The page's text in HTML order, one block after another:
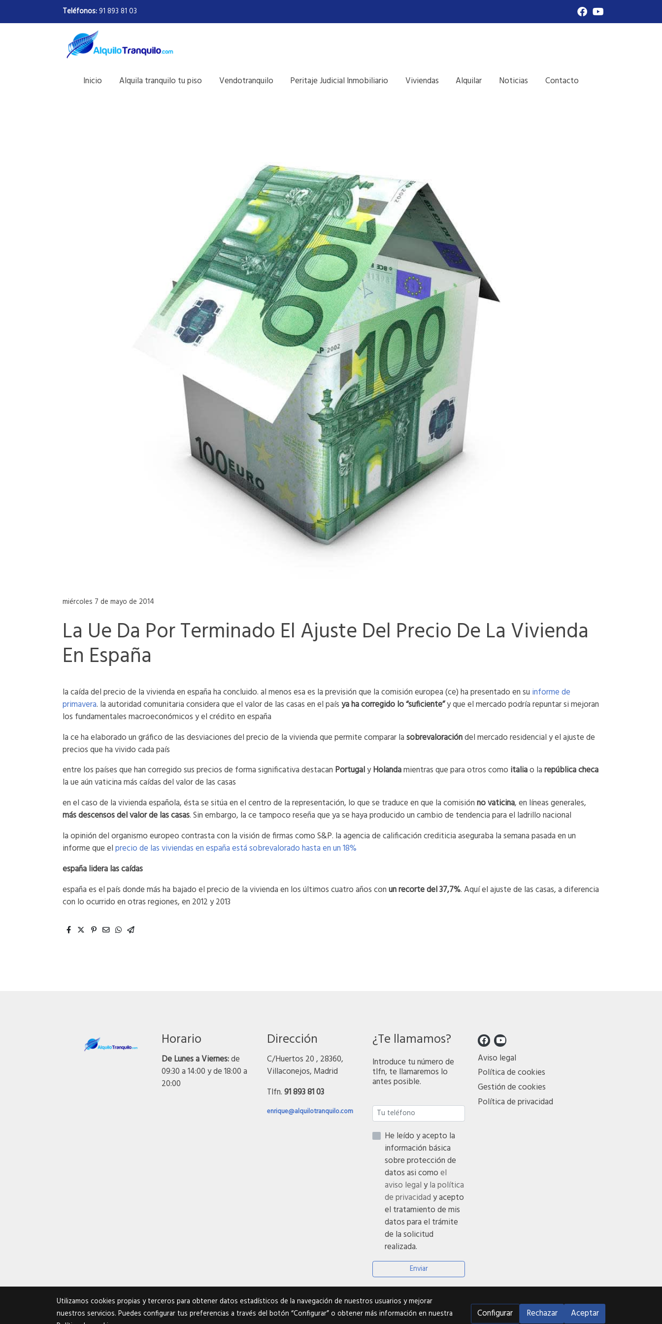
Teléfonos:91 893 81 03
Inicio Alquila tranquilo tu piso Vendotranquilo Peritaje Judicial Inmobiliario Viviendas Alquilar Noticias Contacto
miércoles 7 de mayo de 2014
La Ue Da Por Terminado El Ajuste Del Precio De La Vivienda
En España
la caída del precio de la vivienda en españa ha concluido. al menos esa es la previsión que la comisión europea (ce) ha presentado en su informe de
primavera. la autoridad comunitaria considera que el valor de las casas en el paísya ha corregido lo “suficiente”y que el mercado podría repuntar si mejoran
los fundamentales macroeconómicos y el crédito en españa
la ce ha elaborado un gráfico de las desviaciones del precio de la vivienda que permite comparar lasobrevaloracióndel mercado residencial y el ajuste de
precios que ha vivido cada país
entre los países que han corregido sus precios de forma significativa destacan PortugalyHolandamientras que para otros como italiao larepública checa
la ue aún vaticina más caídas del valor de las casas
en el caso de la vivienda española, ésta se sitúa en el centro de la representación, lo que se traduce en que la comisiónno vaticina, en líneas generales,
más descensos del valor de las casas. Sin embargo, la ce tampoco reseña que ya se haya producido un cambio de tendencia para el ladrillo nacional
la opinión del organismo europeo contrasta con la visión de firmas como S&P. la agencia de calificación crediticia aseguraba la semana pasada en un
informe que elprecio de las viviendas en españa está sobrevalorado hasta en un 18%
españa lidera las caídas
españa es el país donde más ha bajado el precio de la vivienda en los últimos cuatro años conun recorte del 37,7%. Aquí el ajuste de las casas, a diferencia
con lo ocurrido en otras regiones, en 2012 y 2013
Horario
De Lunes a Viernes:de
09:30 a 14:00 y de 18:00 a
20:00
Dirección
C/Huertos 20 , 28360,
Villaconejos, Madrid
Tlfn.91 893 81 03
enrique@alquilotranquilo.com
¿Te llamamos?
Introduce tu número de
tlfn, te llamaremos lo
antes posible.
He leído y acepto la
información básica
sobre protección de
datos asi comoel
aviso legalyla política
de privacidady acepto
el tratamiento de mis
datos para el trámite
de la solicitud
realizada.
Enviar
Aviso legal
Política de cookies
Gestión de cookies
Política de privacidad
Utilizamos cookies propias y terceros para obtener datos estadísticos de la navegación de nuestros usuarios y mejorar
nuestros servicios. Puedes configurar tus preferencias a través del botón “Configurar” o obtener más información en nuestra
Configurar Rechazar Aceptar